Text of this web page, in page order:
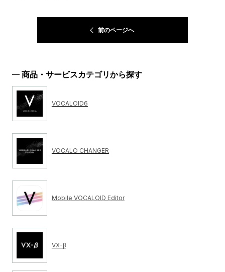
前のページへ
商品・サービスカテゴリから探す
VOCALOID6
VOCALO CHANGER
Mobile VOCALOID Editor
VX-β